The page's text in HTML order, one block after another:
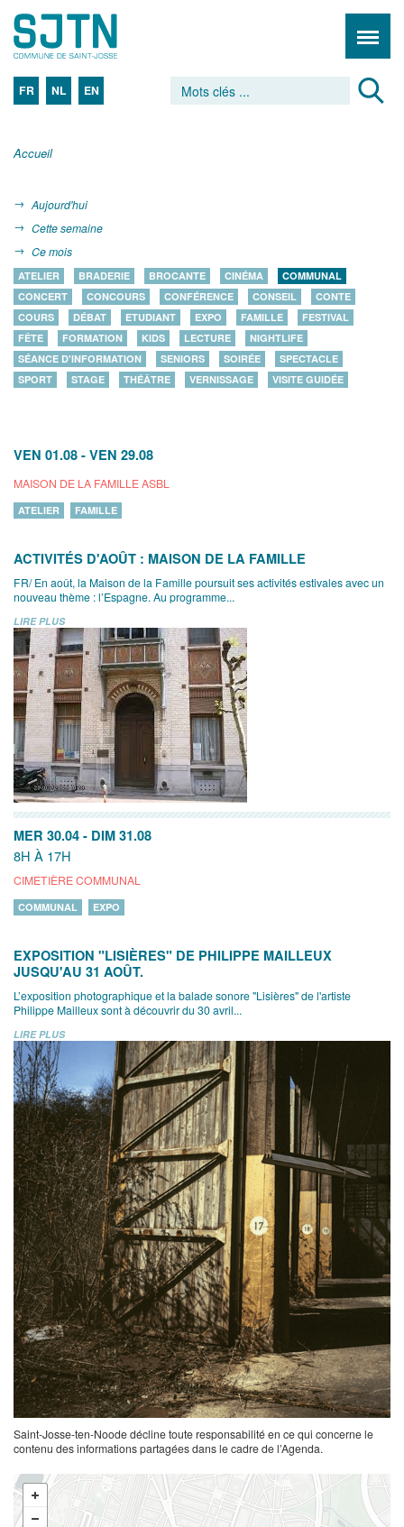
FR NL EN
Accueil
Aujourd'hui
Cette semaine
Ce mois
ATELIER BRADERIE BROCANTE CINÉMA
COMMUNAL
CONCERT
CONCOURS CONFÉRENCE CONSEIL
CONTE
COURS
DÉBAT ETUDIANT EXPO FAMILLE
FESTIVAL
FÊTE
FORMATION KIDS LECTURE
NIGHTLIFE
SÉANCE D'INFORMATION
SENIORS SOIRÉE
SPECTACLE
SPORT
STAGE THÉÂTRE VERNISSAGE VISITE GUIDÉE
VEN 01.08 - VEN 29.08
MAISON DE LA FAMILLE ASBL
ATELIER FAMILLE
ACTIVITÉS D'AOÛT : MAISON DE LA FAMILLE
FR/ En août, la Maison de la Famille poursuit ses activités estivales avec un
nouveau thème : l’Espagne. Au programme...
LIRE PLUS
MER 30.04 - DIM 31.08
8H À 17H
CIMETIÈRE COMMUNAL
COMMUNAL EXPO
EXPOSITION "LISIÈRES" DE PHILIPPE MAILLEUX
JUSQU'AU 31 AOÛT.
L’exposition photographique et la balade sonore "Lisières" de l'artiste
Philippe Mailleux sont à découvrir du 30 avril...
LIRE PLUS
Saint-Josse-ten-Noode décline toute responsabilité en ce qui concerne le
contenu des informations partagées dans le cadre de l’Agenda.